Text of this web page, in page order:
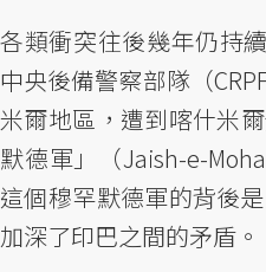
各類衝突往後幾年仍持
中央後備警察部隊（
米爾地區，遭到喀什米
默德軍」（Jaish-e-
這個穆罕默德軍的背後
加深了印巴之間的矛盾。